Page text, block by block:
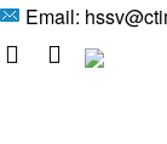
Email: